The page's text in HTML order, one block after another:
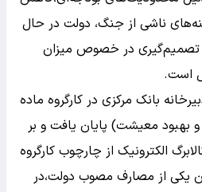
ناشی از جنگ، دولت در حال
تصمیم‌گیری در خصوص میزان
است.
بانک مرکزی در کارگروه ماده
و بهبود معیشت) پایان یافت و بر
الکترونیک از چارچوب کارگروه
یکی از مصارف مصوب دولت،در